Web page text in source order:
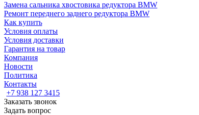
Замена сальника хвостовика редуктора BMW
Ремонт переднего заднего редуктора BMW
Как купить
Условия оплаты
Условия доставки
Гарантия на товар
Компания
Новости
Политика
Контакты
+7 938 127 3415
Заказать звонок
Задать вопрос